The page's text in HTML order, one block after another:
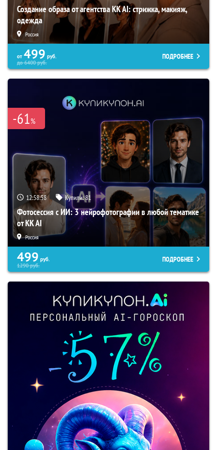
Создание образа от агентства KK AI: стрижка, макияж,
одежда
Россия
от 499 руб.
до6400руб.
ПОДРОБНЕЕ
-61%
12:58:57 Купили:81
Фотосессия с ИИ: 3 нейрофотографии в любой тематике
от KK AI
Россия
499 руб.
1290руб.
ПОДРОБНЕЕ